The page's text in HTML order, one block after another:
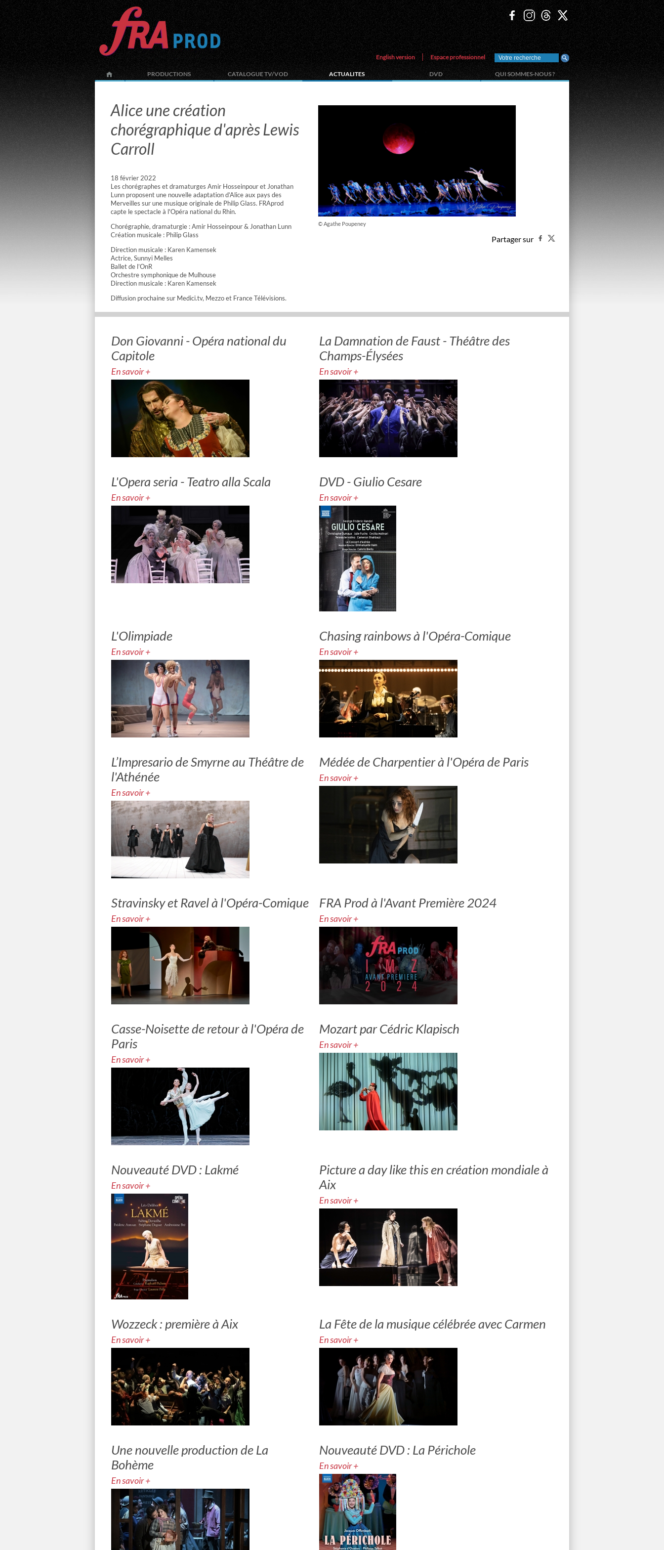
English version Espace professionnel
PRODUCTIONS CATALOGUE TV/VOD ACTUALITES DVD QUI SOMMES-NOUS ?
Alice une création
chorégraphique d'après Lewis
Carroll
18 février 2022
Les chorégraphes et dramaturges Amir Hosseinpour et Jonathan
Lunn proposent une nouvelle adaptation d’Alice aux pays des
Merveilles sur une musique originale de Philip Glass. FRAprod
capte le spectacle à l'Opéra national du Rhin.
Chorégraphie, dramaturgie : Amir Hosseinpour & Jonathan Lunn
Création musicale : Philip Glass
Direction musicale : Karen Kamensek
Actrice, Sunnyi Melles
Ballet de l’OnR
Orchestre symphonique de Mulhouse
Direction musicale : Karen Kamensek
Diffusion prochaine sur Medici.tv, Mezzo et France Télévisions.
© Agathe Poupeney
Partager sur
Don Giovanni - Opéra national du
Capitole
En savoir +
La Damnation de Faust - Théâtre des
Champs-Élysées
En savoir +
L'Opera seria - Teatro alla Scala
En savoir +
DVD - Giulio Cesare
En savoir +
L'Olimpiade
En savoir +
Chasing rainbows à l'Opéra-Comique
En savoir +
L’Impresario de Smyrne au Théâtre de
l'Athénée
En savoir +
Médée de Charpentier à l'Opéra de Paris
En savoir +
Stravinsky et Ravel à l'Opéra-Comique
En savoir +
FRA Prod à l'Avant Première 2024
En savoir +
Casse-Noisette de retour à l'Opéra de
Paris
En savoir +
Mozart par Cédric Klapisch
En savoir +
Nouveauté DVD : Lakmé
En savoir +
Picture a day like this en création mondiale à
Aix
En savoir +
Wozzeck : première à Aix
En savoir +
La Fête de la musique célébrée avec Carmen
En savoir +
Une nouvelle production de La
Bohème
En savoir +
Nouveauté DVD : La Périchole
En savoir +